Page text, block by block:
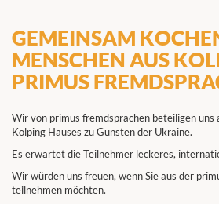
GEMEINSAM
MENSCHEN AUS
PRIMUS
Wir von primus fremdsprachen beteiligen uns
Kolping Hauses zu Gunsten der Ukraine.
Es erwartet die Teilnehmer leckeres,
Wir würden uns freuen, wenn Sie aus der
teilnehmen möchten.